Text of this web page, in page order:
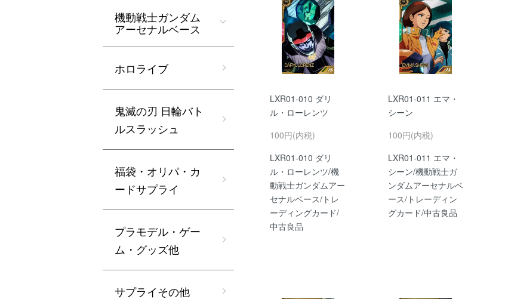
LXR01-010 ダリ
ル・ローレンツ
100円(内税)
LXR01-010 ダリ
ル・ローレンツ/機
動戦士ガンダムアー
セナルベース/トレ
ーディングカード/
中古良品
LXR01-011 エマ・
シーン
100円(内税)
LXR01-011 エマ・
シーン/機動戦士ガ
ンダムアーセナルベ
ース/トレーディン
グカード/中古良品
機動戦士ガンダム
アーセナルベース
ホロライブ
鬼滅の刃 日輪バト
ルスラッシュ
福袋・オリパ・カ
ードサプライ
プラモデル・ゲー
ム・グッズ他
サプライその他